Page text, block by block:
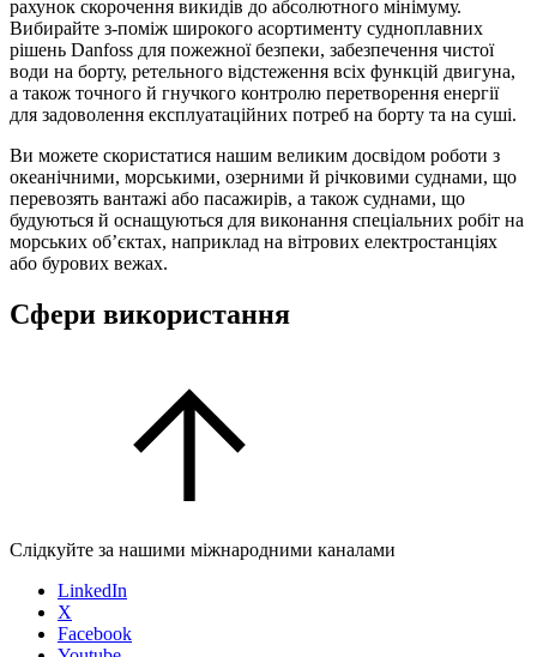
рахунок скорочення викидів до абсолютного мінімуму.
Вибирайте з-поміж широкого асортименту судноплавних
рішень Danfoss для пожежної безпеки, забезпечення чистої
води на борту, ретельного відстеження всіх функцій двигуна,
а також точного й гнучкого контролю перетворення енергії
для задоволення експлуатаційних потреб на борту та на суші.
Ви можете скористатися нашим великим досвідом роботи з
океанічними, морськими, озерними й річковими суднами, що
перевозять вантажі або пасажирів, а також суднами, що
будуються й оснащуються для виконання спеціальних робіт на
морських об’єктах, наприклад на вітрових електростанціях
або бурових вежах.
Сфери використання
Слідкуйте за нашими міжнародними каналами
LinkedIn
X
Facebook